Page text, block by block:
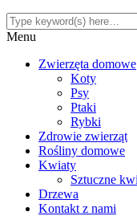
Menu
Zwierzęta domowe
Koty
Psy
Ptaki
Rybki
Zdrowie zwierząt
Rośliny domowe
Kwiaty
Sztuczne
Drzewa
Kontakt z nami